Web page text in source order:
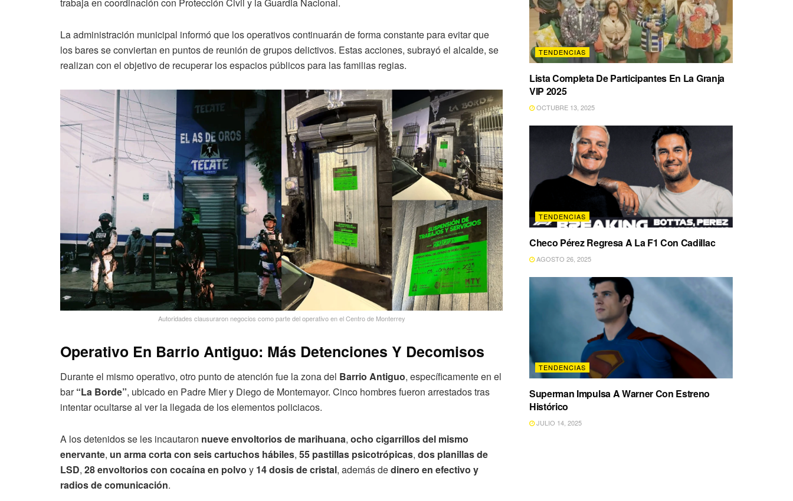
La administración municipal informó que los operativos continuarán de forma constante para evitar que
los bares se conviertan en puntos de reunión de grupos delictivos. Estas acciones, subrayó el alcalde, se
realizan con el objetivo de recuperar los espacios públicos para las familias regias.
Autoridades clausuraron negocios como parte del operativo en el Centro de Monterrey
Operativo En Barrio Antiguo: Más Detenciones Y Decomisos
Durante el mismo operativo, otro punto de atención fue la zona del Barrio Antiguo, específicamente en el
bar“La Borde”, ubicado en Padre Mier y Diego de Montemayor. Cinco hombres fueron arrestados tras
intentar ocultarse al ver la llegada de los elementos policiacos.
A los detenidos se les incautaron nueve envoltorios de marihuana, ocho cigarrillos del mismo
enervante, un arma corta con seis cartuchos hábiles, 55 pastillas psicotrópicas, dos planillas de
LSD, 28 envoltorios con cocaína en polvo y 14 dosis de cristal, además dedinero en efectivo y
radios de comunicación.
TENDENCIAS
Lista Completa De Participantes En La Granja
VIP 2025
OCTUBRE 13, 2025
TENDENCIAS
Checo Pérez Regresa A La F1 Con Cadillac
AGOSTO 26, 2025
TENDENCIAS
Superman Impulsa A Warner Con Estreno
Histórico
JULIO 14, 2025